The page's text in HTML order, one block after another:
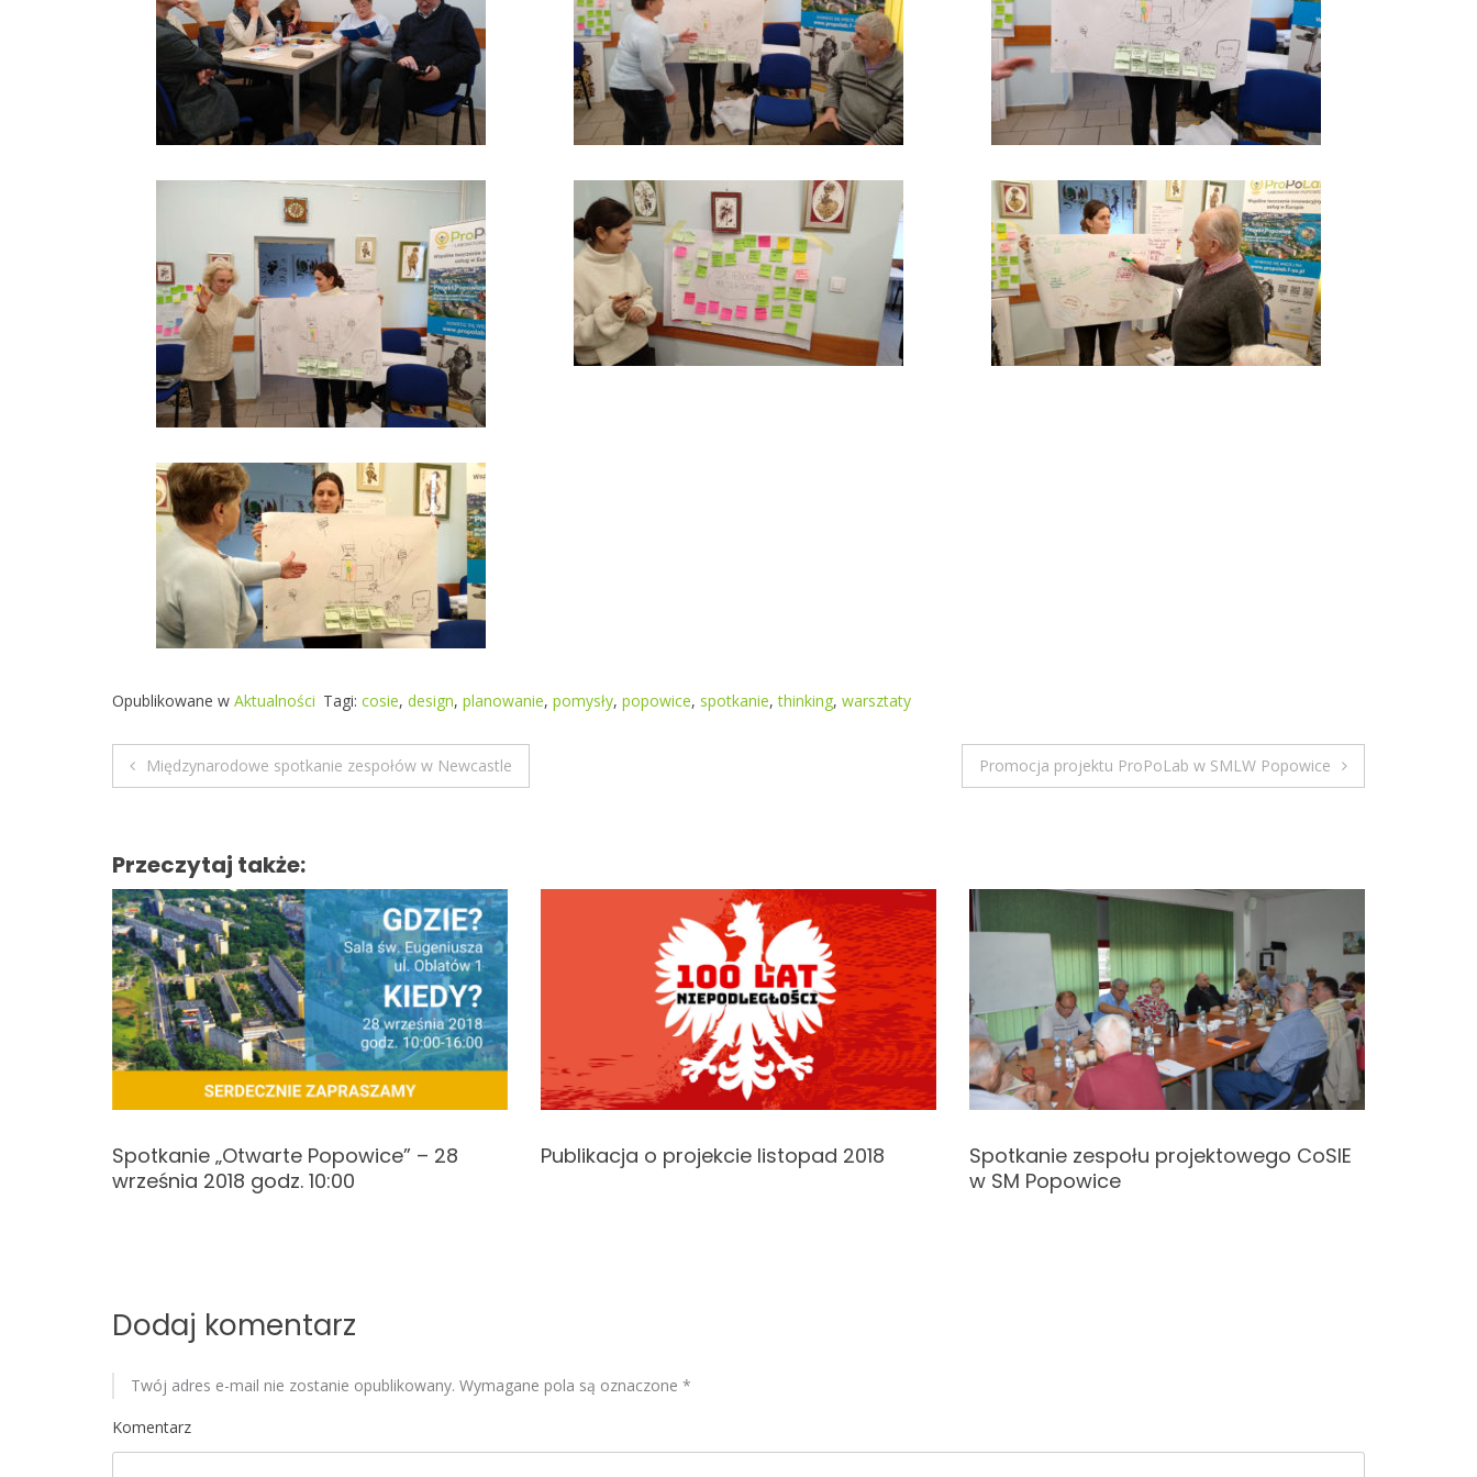
Opublikowane w Aktualności Tagi: cosie, design, planowanie, pomysły, popowice, spotkanie,thinking, warsztaty
N
w
i
g
a
c
j
a
w
s
u
Międzynarodowe spotkanie zespołów w Newcastle Promocja projektu ProPoLab w SMLW Popowice
Przeczytaj także:
Spotkanie „Otwarte Popowice” – 28
września 2018 godz. 10:00
Publikacja o projekcie listopad 2018
Spotkanie zespołu projektowego CoSIE
w SM Popowice
Dodaj komentarz
Twój adres e-mail nie zostanie opublikowany. Wymagane pola są oznaczone *
Komentarz